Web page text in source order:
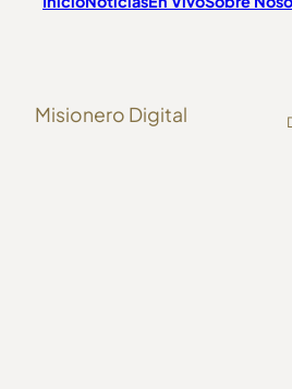
Misionero Digital